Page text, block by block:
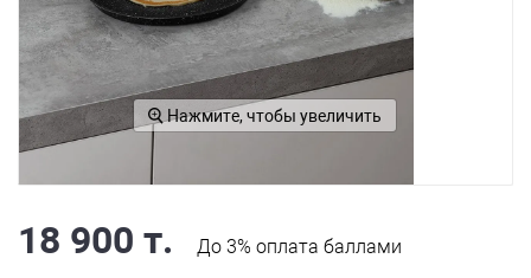
Нажмите, чтобы увеличить
18 900 т. До 3% оплата баллами